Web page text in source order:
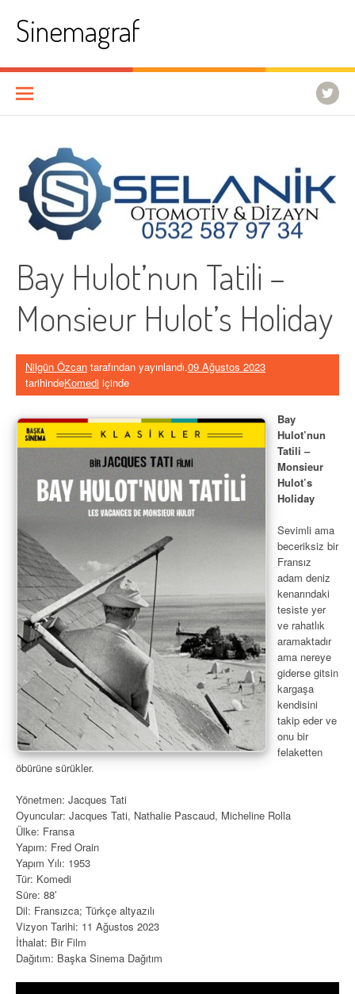
Sinemagraf
Bay Hulot’nun Tatili –
Monsieur Hulot’s Holiday
Nilgün Özcan tarafından yayınlandı.09 Ağustos 2023
tarihindeKomedi içinde
Bay
Hulot’nun
Tatili –
Monsieur
Hulot’s
Holiday
Sevimli ama
beceriksiz bir
Fransız
adam deniz
kenarındaki
tesiste yer
ve rahatlık
aramaktadır
ama nereye
giderse gitsin
kargaşa
kendisini
takip eder ve
onu bir
felaketten
öbürüne sürükler.
Yönetmen: Jacques Tati
Oyuncular: Jacques Tati, Nathalie Pascaud, Micheline Rolla
Ülke: Fransa
Yapım: Fred Orain
Yapım Yılı: 1953
Tür: Komedi
Süre: 88′
Dil: Fransızca; Türkçe altyazılı
Vizyon Tarihi: 11 Ağustos 2023
İthalat: Bir Film
Dağıtım: Başka Sinema Dağıtım